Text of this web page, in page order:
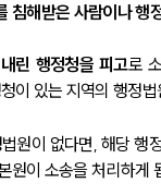
침해받은 사람이나 행
린 행정청을 피고로
이 있는 지역의 행정
원이 없다면, 해당 행
원이 소송을 처리하게